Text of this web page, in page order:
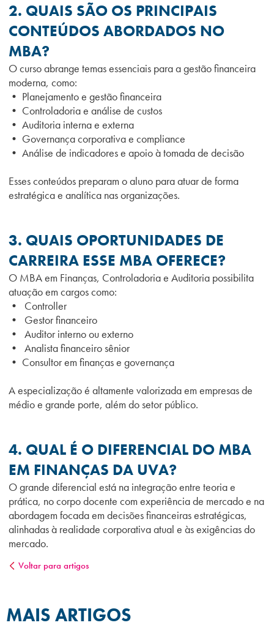
2. QUAIS SÃO OS PRINCIPAIS
CONTEÚDOS ABORDADOS NO
MBA?
O curso abrange temas essenciais para a gestão financeira
moderna, como:
• Planejamento e gestão financeira
• Controladoria e análise de custos
• Auditoria interna e externa
• Governança corporativa e compliance
• Análise de indicadores e apoio à tomada de decisão
Esses conteúdos preparam o aluno para atuar de forma
estratégica e analítica nas organizações.
3. QUAIS OPORTUNIDADES DE
CARREIRA ESSE MBA OFERECE?
O MBA em Finanças, Controladoria e Auditoria possibilita
atuação em cargos como:
• Controller
• Gestor financeiro
• Auditor interno ou externo
• Analista financeiro sênior
• Consultor em finanças e governança
A especialização é altamente valorizada em empresas de
médio e grande porte, além do setor público.
4. QUAL É O DIFERENCIAL DO MBA
EM FINANÇAS DA UVA?
O grande diferencial está na integração entre teoria e
prática, no corpo docente com experiência de mercado e na
abordagem focada em decisões financeiras estratégicas,
alinhadas à realidade corporativa atual e às exigências do
mercado.
Voltar para artigos
MAIS ARTIGOS